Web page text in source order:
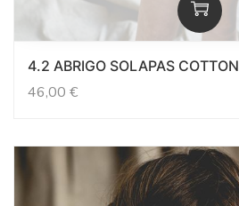
4.2 ABRIGO SOLAPAS COTTON
46,00 €